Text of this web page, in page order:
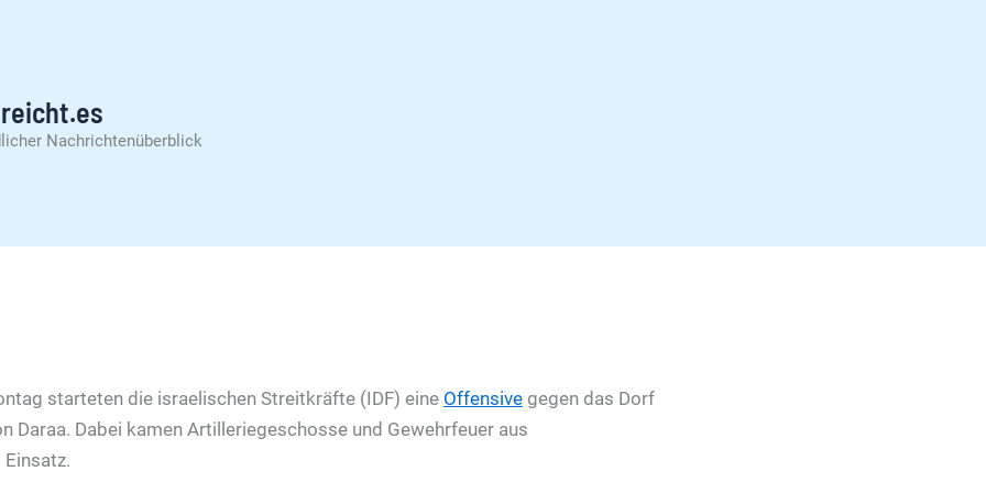
Nachrichtenüberblick
starteten die israelischen Streitkräfte (IDF) eine Offensive gegen das Dorf
Daraa. Dabei kamen Artilleriegeschosse und Gewehrfeuer aus